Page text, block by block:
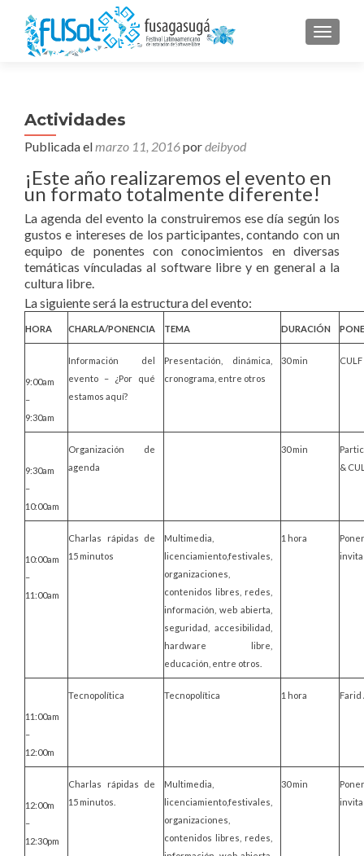
Actividades
Publicada elmarzo 11, 2016pordeibyod
¡Este año realizaremos el evento en
un formato totalmente diferente!
La agenda del evento la construiremos ese día según los
gustos e intereses de los participantes, contando con un
equipo de ponentes con conocimientos en diversas
temáticas vínculadas al software libre y en general a la
cultura libre.
La siguiente será la estructura del evento:
HORA CHARLA/PONENCIA TEMA DURACIÓN
9:00am
–
9:30am
Información del
evento – ¿Por qué
estamos aquí?
Presentación, dinámica,
cronograma, entre otros
30 min CULF
9:30am
–
10:00am
Organización de
agenda
30 min
&
10:00am
–
11:00am
Charlas rápidas de
15 minutos
Multimedia,
licenciamiento,festivales,
organizaciones,
contenidos libres, redes,
información, web abierta,
seguridad, accesibilidad,
hardware libre,
educación, entre otros.
1 hora
11:00am
–
12:00m
Tecnopolítica Tecnopolítica 1 hora Farid
12:00m
–
12:30pm
Charlas rápidas de
15 minutos.
Multimedia,
licenciamiento,festivales,
organizaciones,
contenidos libres, redes,
30 min